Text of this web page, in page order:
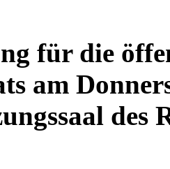
für die
am
des